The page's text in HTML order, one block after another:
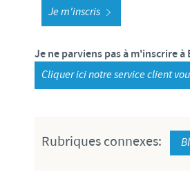
Je m'inscris
Je ne parviens pas à m'inscrire à
Cliquer ici notre service client
Rubriques connexes: